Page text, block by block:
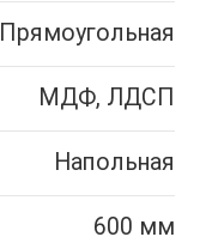
Прямоугольная
МДФ, ЛДСП
Напольная
600 мм